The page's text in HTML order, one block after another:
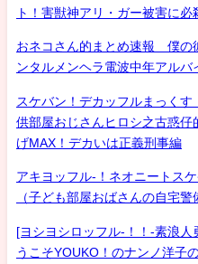
ト！害獣神アリ・ガー被害に
おネコさん的まとめ速報 僕の
ンタルメンヘラ電波中年アル
スケバン！デカッフルまっく
供部屋おじさんヒロシ之古惑
げMAX！デカいは正義刑事編
アキヨッフル-！ネオニートス
（子ども部屋おばさんの自宅警
[ヨシヨシロッフル-！！-素浪人
うこそYOUKO！のナンノ洋子